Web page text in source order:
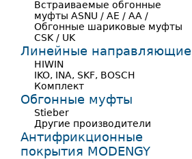
Встраиваемые обгонные
муфты ASNU / AE / AA /
Обгонные шариковые муфты
CSK / UK
Линейные направляющие
HIWIN
IKO, INA, SKF, BOSCH
Комплект
Обгонные муфты
Stieber
Другие производители
Антифрикционные
покрытия MODENGY